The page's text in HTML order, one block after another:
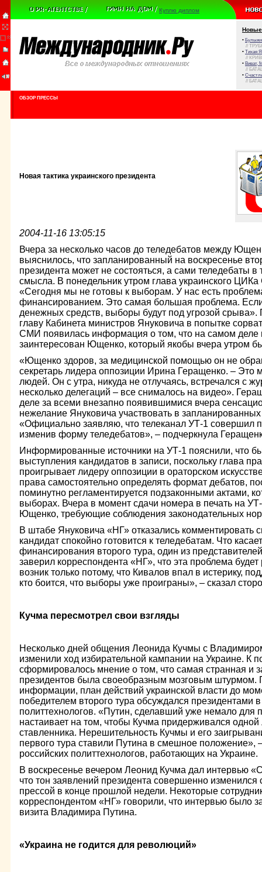
Куплю диплом
Новые
•
//
• Тихая
//
• Виват,
//
•
//
ОБЗОР ПРЕССЫ
Новая тактика украинского президента
2004-11-16 13:05:15
Вчера за несколько часов до теледебатов между
выяснилось, что запланированный на воскресенье
президента может не состояться, а сами теледебаты в
смысла. В понедельник утром глава украинского
«Сегодня мы не готовы к выборам. У нас есть
финансированием. Это самая большая проблема. Если
денежных средств, выборы будут под угрозой
главу Кабинета министров Януковича в попытке
СМИ появилась информация о том, что на самом деле
заинтересован Ющенко, который якобы вчера утром
«Ющенко здоров, за медицинской помощью он не
секретарь лидера оппозиции Ирина Геращенко. – Это
людей. Он с утра, никуда не отлучаясь, встречался с
несколько делегаций – все снималось на видео».
деле за всеми внезапно появившимися вчера
нежелание Януковича участвовать в
«Официально заявляю, что телеканал УТ-1 совершил
изменив форму теледебатов», – подчеркнула
Информированные источники на УТ-1 пояснили, что
выступления кандидатов в записи, поскольку глава
проигрывает лидеру оппозиции в ораторском
права самостоятельно определять формат дебатов,
поминутно регламентируется подзаконными актами,
выборах. Вчера в момент сдачи номера в печать на
Ющенко, требующие соблюдения законодательных
В штабе Януковича «НГ» отказались комментировать
кандидат спокойно готовится к теледебатам. Что
финансирования второго тура, один из
заверил корреспондента «НГ», что эта проблема
возник только потому, что Кивалов впал в истерику,
кто боится, что выборы уже проиграны», – сказал
Кучма пересмотрел свои взгляды
Несколько дней общения Леонида Кучмы с
изменили ход избирательной кампании на Украине. К
сформировалось мнение о том, что самая странная и
президентов была своеобразным мозговым штурмом.
информации, план действий украинской власти до
победителем второго тура обсуждался президентами
политтехнологов. «Путин, сделавший уже немало для
настаивает на том, чтобы Кучма придерживался
ставленника. Нерешительность Кучмы и его
первого тура ставили Путина в смешное положение»,
российских политтехнологов, работающих на Украине.
В воскресенье вечером Леонид Кучма дал интервью
что тон заявлений президента совершенно
прессой в конце прошлой недели. Некоторые
корреспондентом «НГ» говорили, что интервью было
визита Владимира Путина.
«Украина не годится для революций»